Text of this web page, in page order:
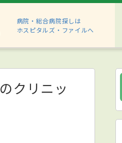
病院・総合病院探しは
ホスピタルズ・ファイルへ
のクリニッ